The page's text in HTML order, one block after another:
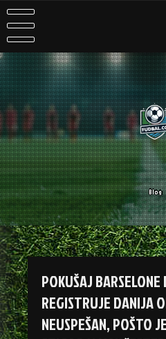
Skip
to
content
Blog
POKUŠAJ
REGISTRUJE DANIJA
NEUSPEŠAN, POŠTO